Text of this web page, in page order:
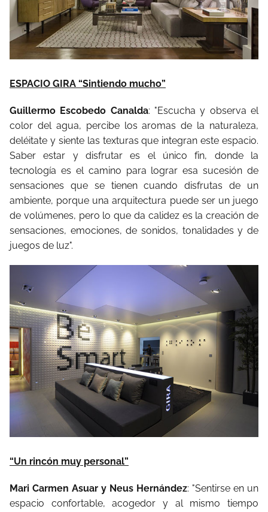
ESPACIO GIRA “Sintiendo mucho”
Guillermo Escobedo Canalda: "Escucha y observa el
color del agua, percibe los aromas de la naturaleza,
deléitate y siente las texturas que integran este espacio.
Saber estar y disfrutar es el único fin, donde la
tecnología es el camino para lograr esa sucesión de
sensaciones que se tienen cuando disfrutas de un
ambiente, porque una arquitectura puede ser un juego
de volúmenes, pero lo que da calidez es la creación de
sensaciones, emociones, de sonidos, tonalidades y de
juegos de luz".
“Un rincón muy personal”
Mari Carmen Asuar y Neus Hernández: "Sentirse en un
espacio confortable, acogedor y al mismo tiempo